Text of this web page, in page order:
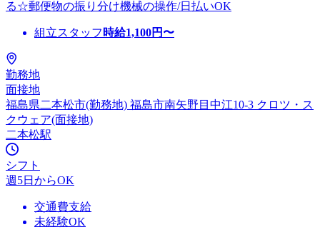
る☆郵便物の振り分け機械の操作/日払いOK
組立スタッフ 時給1,100円〜
勤務地
面接地
福島県二本松市(勤務地) 福島市南矢野目中江10-3 クロツ・ス
クウェア(面接地)
二本松駅
シフト
週5日からOK
交通費支給
未経験OK